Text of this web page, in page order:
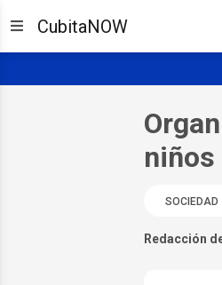
CubitaNOW
niños
SOCIEDAD
Redacción